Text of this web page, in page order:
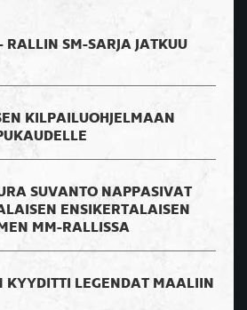
RALLIN SM-SARJA JATKUU
KILPAILUOHJELMAAN
SUVANTO NAPPASIVAT
ENSIKERTALAISEN
MM-RALLISSA
KYYDITTI LEGENDAT MAALIIN